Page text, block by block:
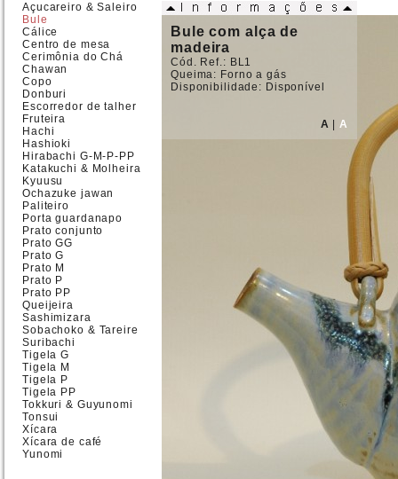
Açucareiro & Saleiro
Bule
Cálice
Centro de mesa
Cerimônia do Chá
Chawan
Copo
Donburi
Escorredor de talher
Fruteira
Hachi
Hashioki
Hirabachi G-M-P-PP
Katakuchi & Molheira
Kyuusu
Ochazuke jawan
Paliteiro
Porta guardanapo
Prato conjunto
Prato GG
Prato G
Prato M
Prato P
Prato PP
Queijeira
Sashimizara
Sobachoko & Tareire
Suribachi
Tigela G
Tigela M
Tigela P
Tigela PP
Tokkuri & Guyunomi
Tonsui
Xícara
Xícara de café
Yunomi
Bule com alça de
madeira
Cód. Ref.: BL1
Queima: Forno a gás
Disponibilidade: Disponível
A |A